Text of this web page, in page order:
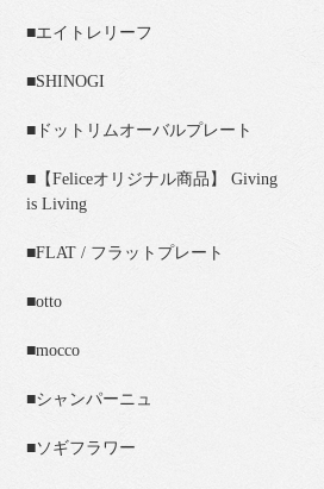
■エイトレリーフ
■SHINOGI
■ドットリムオーバルプレート
■【Feliceオリジナル商品】 Giving
is Living
■FLAT / フラットプレート
■otto
■mocco
■シャンパーニュ
■ソギフラワー